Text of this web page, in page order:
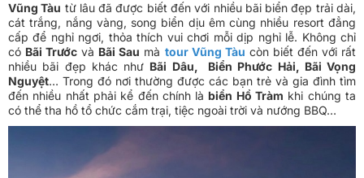
Vũng Tàu từ lâu đã được biết đến với nhiều bãi biển đẹp trải dài,
cát trắng, nắng vàng, song biển dịu êm cùng nhiều resort đẳng
cấp để nghỉ ngơi, thỏa thích vui chơi mỗi dịp nghỉ lễ. Không chỉ
có Bãi Trước và Bãi Sau mà tour Vũng Tàu còn biết đến với rất
nhiều bãi đẹp khác như Bãi Dâu, Biển Phước Hải, Bãi Vọng
Nguyệt… Trong đó nơi thường được các bạn trẻ và gia đình tìm
đến nhiều nhất phải kể đến chính làbiển Hồ Tràm khi chúng ta
có thể tha hồ tổ chức cắm trại, tiệc ngoài trời và nướng BBQ…